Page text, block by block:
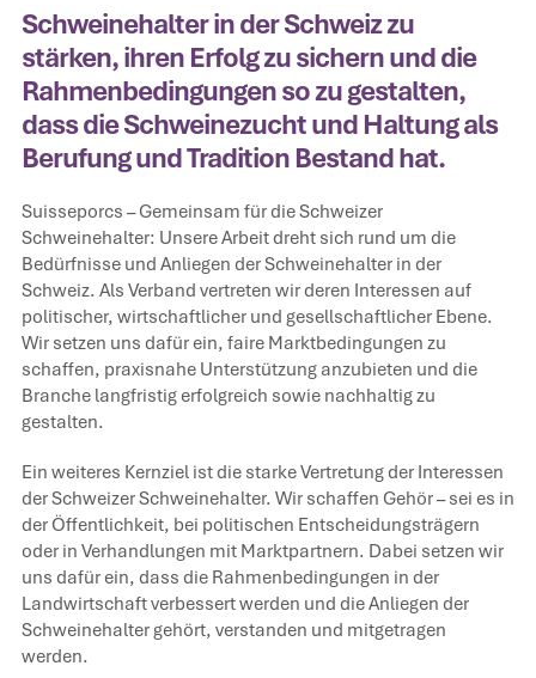
Schweinehalter in der Schweiz zu
stärken, ihren Erfolg zu sichern und die
Rahmenbedingungen so zu gestalten,
dass die Schweinezucht und Haltung als
Berufung und Tradition Bestand hat.
Suisseporcs – Gemeinsam für die Schweizer
Schweinehalter: Unsere Arbeit dreht sich rund um die
Bedürfnisse und Anliegen der Schweinehalter in der
Schweiz. Als Verband vertreten wir deren Interessen auf
politischer, wirtschaftlicher und gesellschaftlicher Ebene.
Wir setzen uns dafür ein, faire Marktbedingungen zu
schaffen, praxisnahe Unterstützung anzubieten und die
Branche langfristig erfolgreich sowie nachhaltig zu
gestalten.
Ein weiteres Kernziel ist die starke Vertretung der Interessen
der Schweizer Schweinehalter. Wir schaffen Gehör – sei es in
der Öffentlichkeit, bei politischen Entscheidungsträgern
oder in Verhandlungen mit Marktpartnern. Dabei setzen wir
uns dafür ein, dass die Rahmenbedingungen in der
Landwirtschaft verbessert werden und die Anliegen der
Schweinehalter gehört, verstanden und mitgetragen
werden.